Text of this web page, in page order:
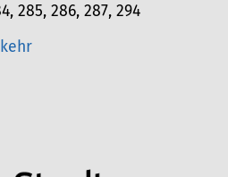
285, 286, 287, 294